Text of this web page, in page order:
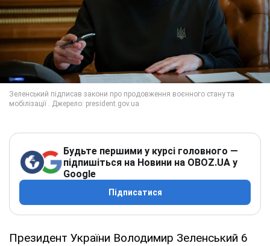
Будьте першими у курсі головного —
підпишіться на Новини на OBOZ.UA у
Google
Підписатися
Президент України Володимир Зеленський 6